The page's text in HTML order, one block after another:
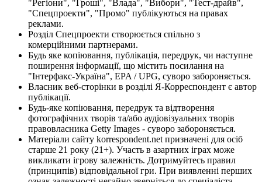
"Регіони", "Гроші", "Влада", "Вибори", "Тест-драйв",
"Спецпроекти", "Промо" публікуються на правах
реклами.
Розділ Спецпроекти створюється спільно з
комерційними партнерами.
Будь яке копіювання, публікація, передрук, чи наступне
поширення інформації, що містить посилання на
"Інтерфакс-Україна", EPA / UPG, суворо забороняється.
Власник веб-сторінки в розділі Я-Корреспондент є автор
публікації.
Будь-яке копіювання, передрук та відтворення
фотографічних творів та/або аудіовізуальних творів
правовласника Getty Images - суворо забороняється.
Матеріали сайту korrespondent.net призначені для осіб
старше 21 року (21+). Участь в азартних іграх може
викликати ігрову залежність. Дотримуйтесь правил
(принципів) відповідальної гри. При виявленні перших